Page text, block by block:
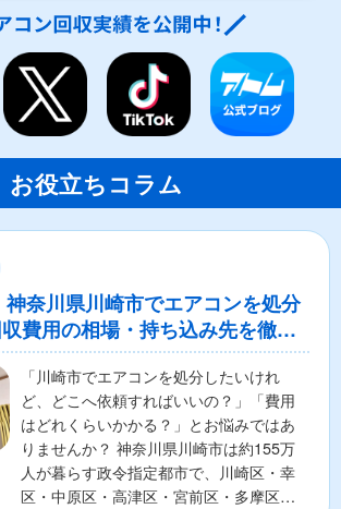
お役立ちコラム
神奈川県川崎市でエアコンを処分
費用の相場・持ち込み先を徹底
「川崎市でエアコンを処分したいけれ
ど、どこへ依頼すればいいの？」「費用
はどれくらいかかる？」とお悩みではあ
りませんか？ 神奈川県川崎市は約155万
人が暮らす政令指定都市で、川崎区・幸
区・中原区・高津区・宮前区・多摩区・